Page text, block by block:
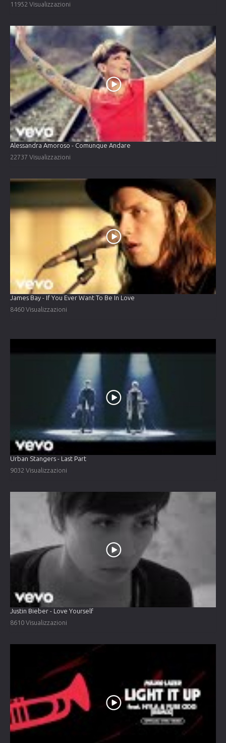
11952 Visualizzazioni
Alessandra Amoroso - Comunque Andare
22737 Visualizzazioni
James Bay - If You Ever Want To Be In Love
8460 Visualizzazioni
Urban Stangers - Last Part
9032 Visualizzazioni
Justin Bieber - Love Yourself
8610 Visualizzazioni